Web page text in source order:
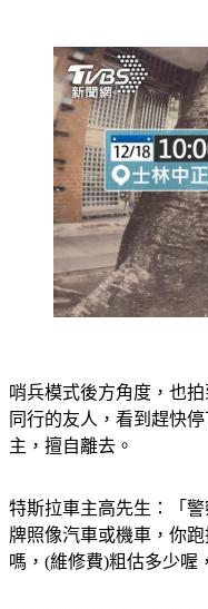
哨兵模式後方角度，也
同行的友人，看到趕快
特斯拉車主高先生：「
牌照像汽車或機車，你